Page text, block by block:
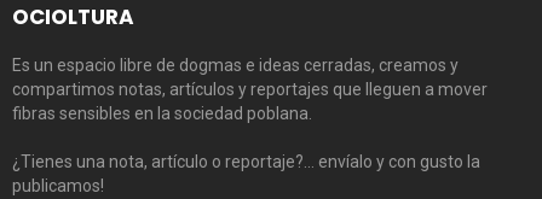
OCIOLTURA
Es un espacio libre de dogmas e ideas cerradas, creamos y
compartimos notas, artículos y reportajes que lleguen a mover
fibras sensibles en la sociedad poblana.
¿Tienes una nota, artículo o reportaje?… envíalo y con gusto la
publicamos!